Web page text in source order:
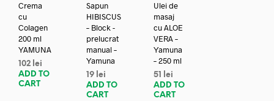
Crema
cu
Colagen
200 ml
YAMUNA
102 lei
ADD TO
CART
Sapun
HIBISCUS
– Block -
prelucrat
manual –
Yamuna
19 lei
ADD TO
CART
Ulei de
masaj
cu ALOE
VERA –
Yamuna
– 250 ml
51
lei
ADD TO
CART